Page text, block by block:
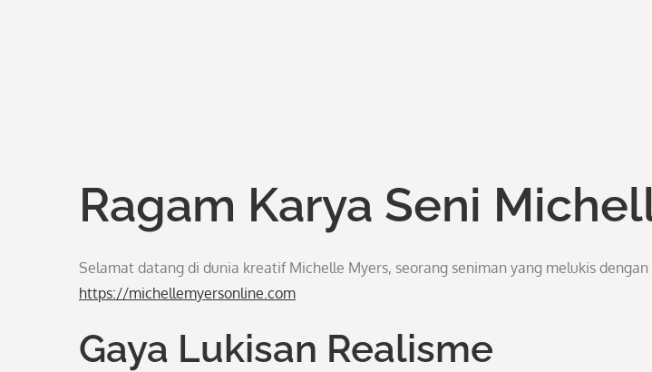
Ragam Karya Seni
Selamat datang di dunia kreatif Michelle Myers, seorang seniman yang melukis
https://michellemyersonline.com
Gaya Lukisan Realisme